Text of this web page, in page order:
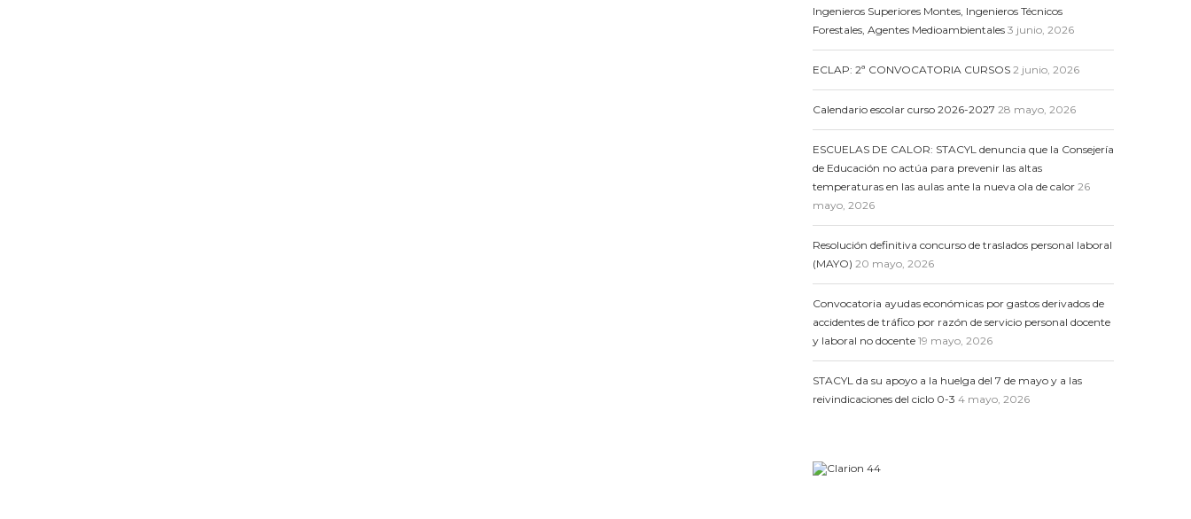
Ingenieros Superiores Montes, Ingenieros Técnicos
Forestales, Agentes Medioambientales 3 junio, 2026
ECLAP: 2ª CONVOCATORIA CURSOS 2 junio, 2026
Calendario escolar curso 2026-2027 28 mayo, 2026
ESCUELAS DE CALOR: STACYL denuncia que la Consejería
de Educación no actúa para prevenir las altas
temperaturas en las aulas ante la nueva ola de calor 26
mayo, 2026
Resolución definitiva concurso de traslados personal laboral
(MAYO) 20 mayo, 2026
Convocatoria ayudas económicas por gastos derivados de
accidentes de tráfico por razón de servicio personal docente
y laboral no docente 19 mayo, 2026
STACYL da su apoyo a la huelga del 7 de mayo y a las
reivindicaciones del ciclo 0-3 4 mayo, 2026